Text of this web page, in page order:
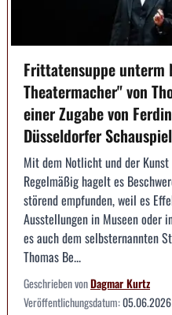
Frittatensuppe unterm
Theatermacher" von
einer Zugabe von
Düsseldorfer
Mit dem Notlicht und der
Regelmäßig hagelt es
störend empfunden, weil es
Ausstellungen in Museen oder
es auch dem selbsternannten
Thomas Be...
Geschrieben vonDagmar Kurtz
Veröffentlichungsdatum:05.06.2026